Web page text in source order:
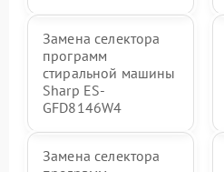
Замена селектора
программ
стиральной машины
Sharp ES-
GFD8146W4
Замена селектора